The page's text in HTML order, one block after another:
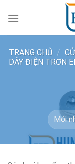
TRANG CHỦ /
DÂY ĐIỆN TRƠN